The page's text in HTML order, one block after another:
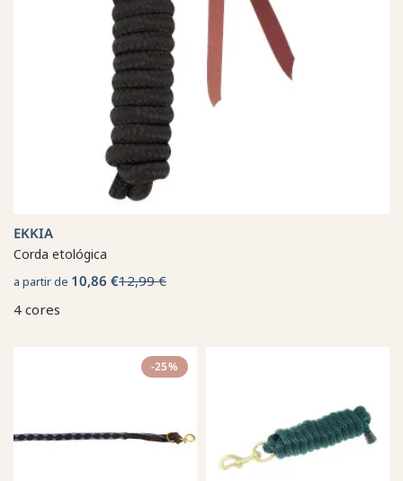
EKKIA
Corda etológica
a partir de 10,86 €12,99 €
4 cores
-25%